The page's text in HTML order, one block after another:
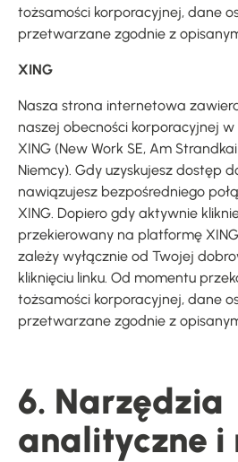
tożsamości korporacyjnej, dane
przetwarzane zgodnie z
XING
Nasza strona internetowa
naszej obecności korporacyjnej w
XING (New Work SE, Am
Niemcy). Gdy uzyskujesz dostęp
nawiązujesz bezpośredniego
XING. Dopiero gdy aktywnie
przekierowany na platformę
zależy wyłącznie od Twojej
kliknięciu linku. Od momentu
tożsamości korporacyjnej, dane
przetwarzane zgodnie z
6. Narzędzia
analityczne i